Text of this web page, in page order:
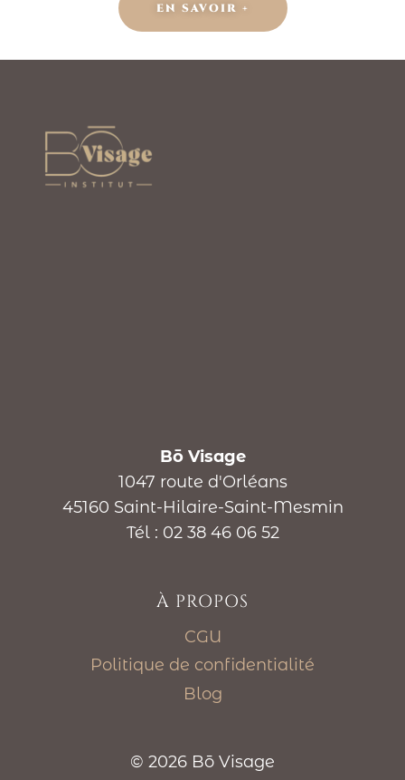
EN SAVOIR +
Bō Visage
1047 route d'Orléans
45160 Saint-Hilaire-Saint-Mesmin
Tél : 02 38 46 06 52
À PROPOS
CGU
Politique de confidentialité
Blog
© 2026 Bō Visage